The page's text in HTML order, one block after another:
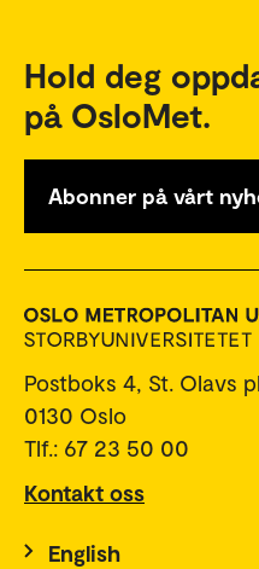
Hold deg
på OsloMet.
Abonner på vårt
Postboks 4, St. Olavs
0130 Oslo
Tlf.: 67 23 50 00
Kontakt oss
English